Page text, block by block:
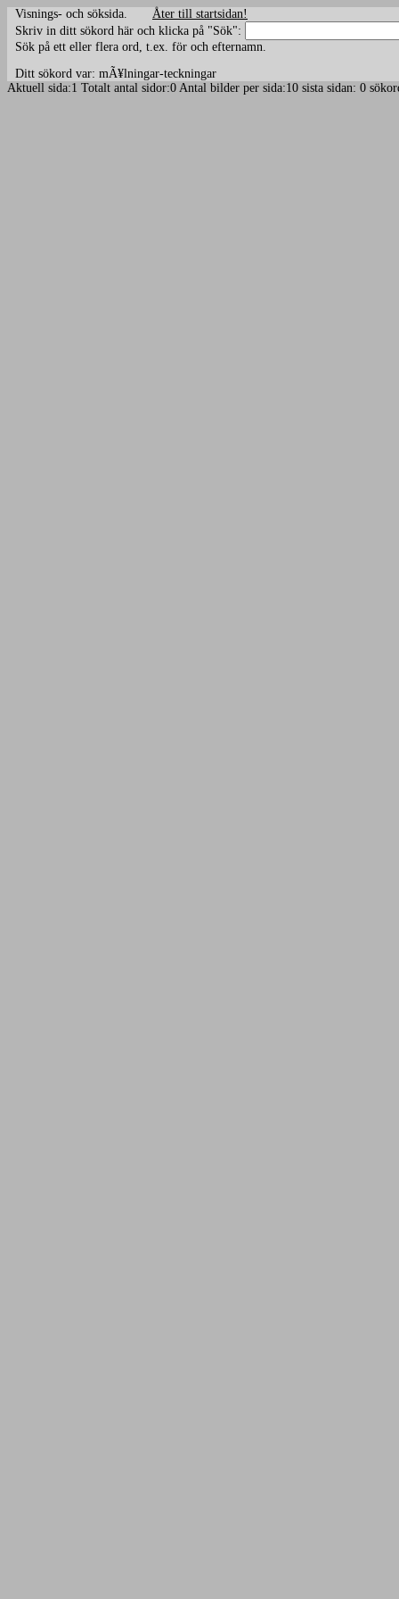
Visnings- och söksida. Åter till startsidan!
Skriv in ditt sökord här och klicka på "Sök":
Sök på ett eller flera ord, t.ex. för och efternamn.
Ditt sökord var: mÃ¥lningar-teckningar
Aktuell sida:1 Totalt antal sidor:0 Antal bilder per sida:10 sista sidan: 0